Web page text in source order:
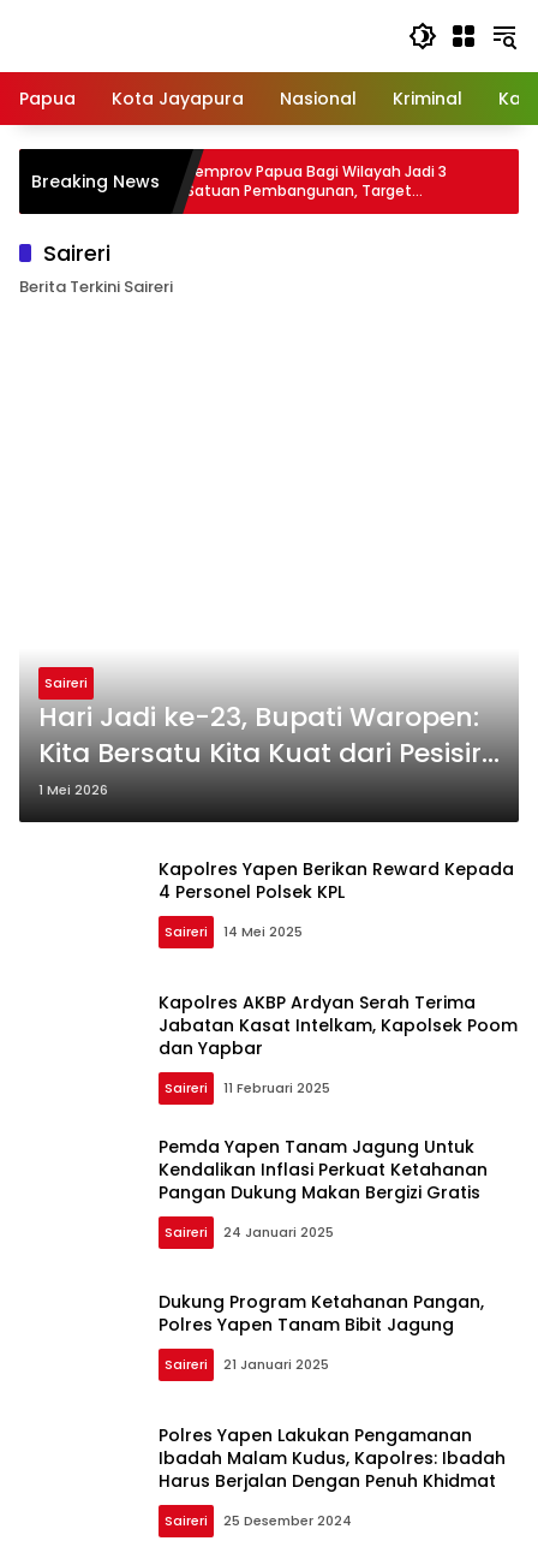
Papua
Kota Jayapura Nasional Kriminal
Breaking NewsPemprov Papua Bagi Wilayah Jadi 3
Satuan Pembangunan, Target
Pertumbuhan Ekonomi 4,27 Persen pada
Saireri
Berita Terkini Saireri
Saireri
Hari Jadi ke-23, Bupati Waropen:
Kita Bersatu Kita Kuat dari Pesisir
hingga Pegunungan
1 Mei 2026
Kapolres Yapen Berikan Reward Kepada
4 Personel Polsek KPL
Saireri 14 Mei 2025
Kapolres AKBP Ardyan Serah Terima
Jabatan Kasat Intelkam, Kapolsek Poom
dan Yapbar
Saireri 11 Februari 2025
Pemda Yapen Tanam Jagung Untuk
Kendalikan Inflasi Perkuat Ketahanan
Pangan Dukung Makan Bergizi Gratis
Saireri 24 Januari 2025
Dukung Program Ketahanan Pangan,
Polres Yapen Tanam Bibit Jagung
Saireri 21 Januari 2025
Polres Yapen Lakukan Pengamanan
Ibadah Malam Kudus, Kapolres: Ibadah
Harus Berjalan Dengan Penuh Khidmat
Saireri 25 Desember 2024